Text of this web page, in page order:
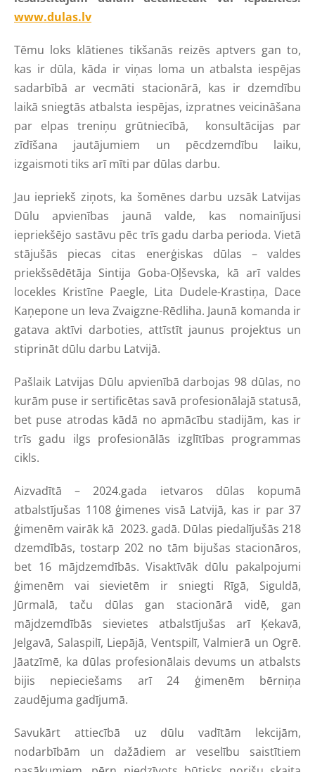
www.dulas.lv
Tēmu loks klātienes tikšanās reizēs aptvers gan to,
kas ir dūla, kāda ir viņas loma un atbalsta iespējas
sadarbībā ar vecmāti stacionārā, kas ir dzemdību
laikā sniegtās atbalsta iespējas, izpratnes veicināšana
par elpas treniņu grūtniecībā, konsultācijas par
zīdīšana jautājumiem un pēcdzemdību laiku,
izgaismoti tiks arī mīti par dūlas darbu.
Jau iepriekš ziņots, ka šomēnes darbu uzsāk Latvijas
Dūlu apvienības jaunā valde, kas nomainījusi
iepriekšējo sastāvu pēc trīs gadu darba perioda. Vietā
stājušās piecas citas enerģiskas dūlas – valdes
priekšsēdētāja Sintija Goba-Oļševska, kā arī valdes
locekles Kristīne Paegle, Lita Dudele-Krastiņa, Dace
Kaņepone un Ieva Zvaigzne-Rēdliha. Jaunā komanda ir
gatava aktīvi darboties, attīstīt jaunus projektus un
stiprināt dūlu darbu Latvijā.
Pašlaik Latvijas Dūlu apvienībā darbojas 98 dūlas, no
kurām puse ir sertificētas savā profesionālajā statusā,
bet puse atrodas kādā no apmācību stadijām, kas ir
trīs gadu ilgs profesionālās izglītības programmas
cikls.
Aizvadītā – 2024.gada ietvaros dūlas kopumā
atbalstījušas 1108 ģimenes visā Latvijā, kas ir par 37
ģimenēm vairāk kā 2023. gadā. Dūlas piedalījušās 218
dzemdībās, tostarp 202 no tām bijušas stacionāros,
bet 16 mājdzemdībās. Visaktīvāk dūlu pakalpojumi
ģimenēm vai sievietēm ir sniegti Rīgā, Siguldā,
Jūrmalā, taču dūlas gan stacionārā vidē, gan
mājdzemdībās sievietes atbalstījušas arī Ķekavā,
Jelgavā, Salaspilī, Liepājā, Ventspilī, Valmierā un Ogrē.
Jāatzīmē, ka dūlas profesionālais devums un atbalsts
bijis nepieciešams arī 24 ģimenēm bērniņa
zaudējuma gadījumā.
Savukārt attiecībā uz dūlu vadītām lekcijām,
nodarbībām un dažādiem ar veselību saistītiem